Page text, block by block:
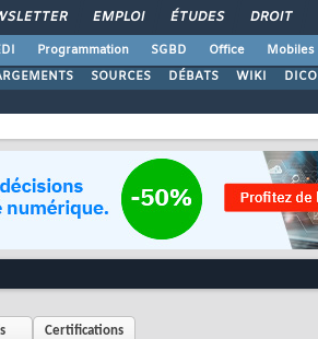
EMPLOI ÉTUDES DROIT
Programmation SGBD Office Mobiles
SOURCES DÉBATS WIKI DICO
Certifications